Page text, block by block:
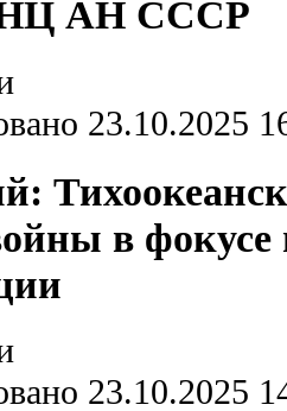
АН СССР
23.10.2025
в фокусе
23.10.2025